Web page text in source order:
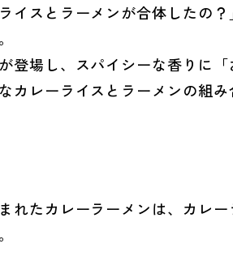
イスとラーメンが合体したの
場し、スパイシーな香りに
レーライスとラーメンの組
たカレーラーメンは、カレ